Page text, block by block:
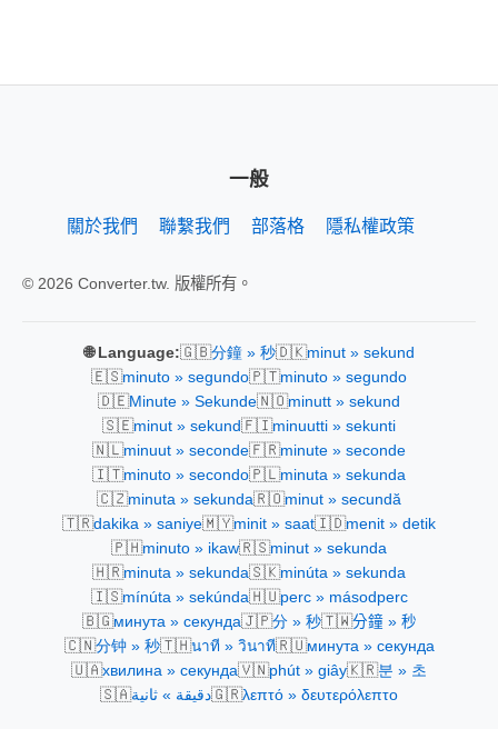
一般
關於我們 聯繫我們 部落格 隱私權政策
© 2026 Converter.tw. 版權所有。
🌐 Language:🇬🇧分鐘 » 秒🇩🇰minut » sekund
🇪🇸minuto » segundo🇵🇹minuto » segundo
🇩🇪Minute » Sekunde🇳🇴minutt » sekund
🇸🇪minut » sekund🇫🇮minuutti » sekunti
🇳🇱minuut » seconde🇫🇷minute » seconde
🇮🇹minuto » secondo🇵🇱minuta » sekunda
🇨🇿minuta » sekunda🇷🇴minut » secundă
🇹🇷dakika » saniye🇲🇾minit » saat🇮🇩menit » detik
🇵🇭minuto » ikaw🇷🇸minut » sekunda
🇭🇷minuta » sekunda🇸🇰minúta » sekunda
🇮🇸mínúta » sekúnda🇭🇺perc » másodperc
🇧🇬минута » секунда🇯🇵分 » 秒🇹🇼分鐘 » 秒
🇨🇳分钟 » 秒🇹🇭นาที » วินาที🇷🇺минута » секунда
🇺🇦хвилина » секунда🇻🇳phút » giây🇰🇷분 » 초
🇸🇦دقيقة » ثانية🇬🇷λεπτό » δευτερόλεπτο